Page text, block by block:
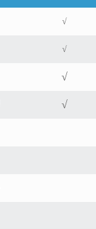
√
√
√
√